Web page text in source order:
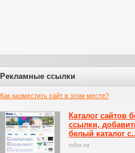
Рекламные ссылки
Как разместить сайт в этом месте?
Каталог сайтов
ссылки,
белый каталог
rubo.ru